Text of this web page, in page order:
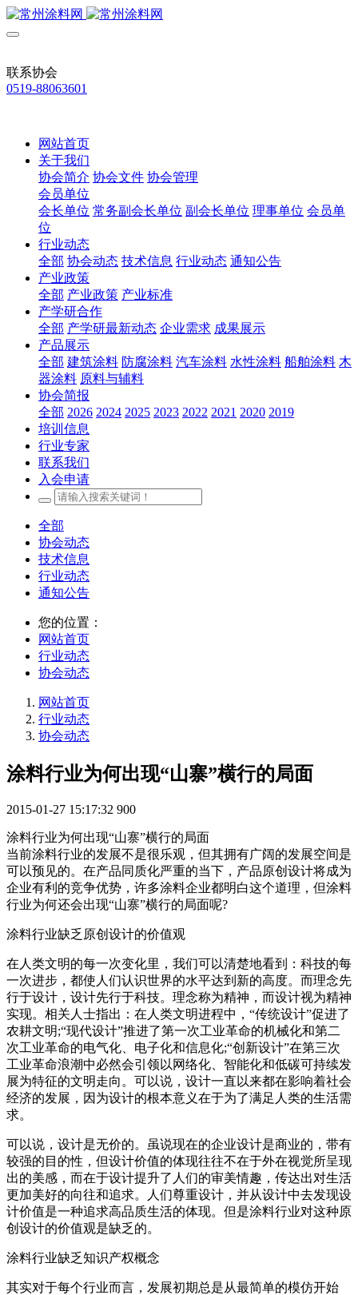
联系协会
0519-88063601
网站首页
关于我们
协会简介 协会文件 协会管理
会员单位
会长单位 常务副会长单位 副会长单位 理事单位 会员单
位
行业动态
全部 协会动态 技术信息 行业动态 通知公告
产业政策
全部 产业政策 产业标准
产学研合作
全部 产学研最新动态 企业需求 成果展示
产品展示
全部 建筑涂料 防腐涂料 汽车涂料 水性涂料 船舶涂料 木
器涂料 原料与辅料
协会简报
全部 2026 2024 2025 2023 2022 2021 2020 2019
培训信息
行业专家
联系我们
入会申请
全部
协会动态
技术信息
行业动态
通知公告
您的位置：
网站首页
行业动态
协会动态
网站首页
行业动态
协会动态
涂料行业为何出现“山寨”横行的局面
2015-01-27 15:17:32 900
涂料行业为何出现“山寨”横行的局面
当前涂料行业的发展不是很乐观，但其拥有广阔的发展空间是
可以预见的。在产品同质化严重的当下，产品原创设计将成为
企业有利的竞争优势，许多涂料企业都明白这个道理，但涂料
行业为何还会出现“山寨”横行的局面呢?
涂料行业缺乏原创设计的价值观
在人类文明的每一次变化里，我们可以清楚地看到：科技的每
一次进步，都使人们认识世界的水平达到新的高度。而理念先
行于设计，设计先行于科技。理念称为精神，而设计视为精神
实现。相关人士指出：在人类文明进程中，“传统设计”促进了
农耕文明;“现代设计”推进了第一次工业革命的机械化和第二
次工业革命的电气化、电子化和信息化;“创新设计”在第三次
工业革命浪潮中必然会引领以网络化、智能化和低碳可持续发
展为特征的文明走向。可以说，设计一直以来都在影响着社会
经济的发展，因为设计的根本意义在于为了满足人类的生活需
求。
可以说，设计是无价的。虽说现在的企业设计是商业的，带有
较强的目的性，但设计价值的体现往往不在于外在视觉所呈现
出的美感，而在于设计提升了人们的审美情趣，传达出对生活
更加美好的向往和追求。人们尊重设计，并从设计中去发现设
计价值是一种追求高品质生活的体现。但是涂料行业对这种原
创设计的价值观是缺乏的。
涂料行业缺乏知识产权概念
其实对于每个行业而言，发展初期总是从最简单的模仿开始